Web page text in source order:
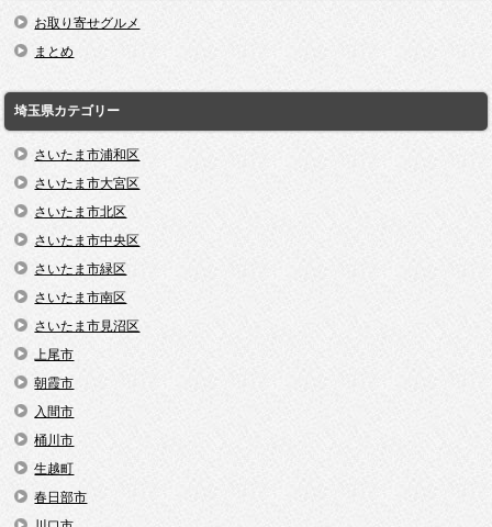
お取り寄せグルメ
まとめ
埼玉県カテゴリー
さいたま市浦和区
さいたま市大宮区
さいたま市北区
さいたま市中央区
さいたま市緑区
さいたま市南区
さいたま市見沼区
上尾市
朝霞市
入間市
桶川市
生越町
春日部市